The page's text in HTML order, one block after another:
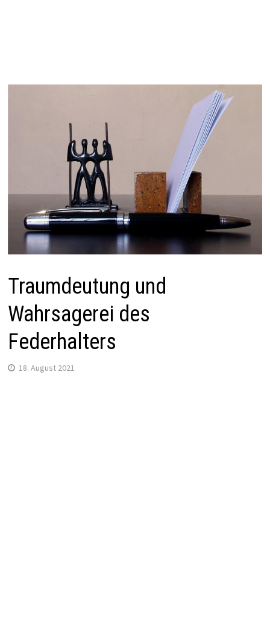
Traumdeutung und
Wahrsagerei des
Federhalters
18. August 2021